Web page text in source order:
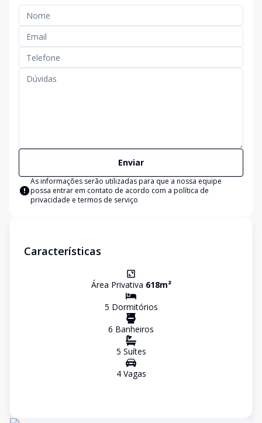
Enviar
As informações serão utilizadas para que a nossa equipe
possa entrar em contato de acordo com a política de
privacidade e termos de serviço
Características
Área Privativa 618m²
5 Dormitórios
6 Banheiros
5 Suítes
4Vagas